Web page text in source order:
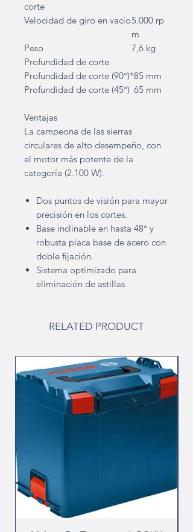
corte
Velocidad de giro en vacío5.000 rp
m
Peso
7,6 kg
Profundidad de corte
Profundidad de corte (90°)*85 mm
Profundidad de corte (45°) 65 mm
Ventajas
La campeona de las sierras
circulares de alto desempeño, con
el motor más potente de la
categoría (2.100 W).
Dos puntos de visión para mayor
precisión en los cortes.
Base inclinable en hasta 48° y
robusta placa base de acero con
doble fijación.
Sistema optimizado para
eliminación de astillas
RELATED PRODUCT